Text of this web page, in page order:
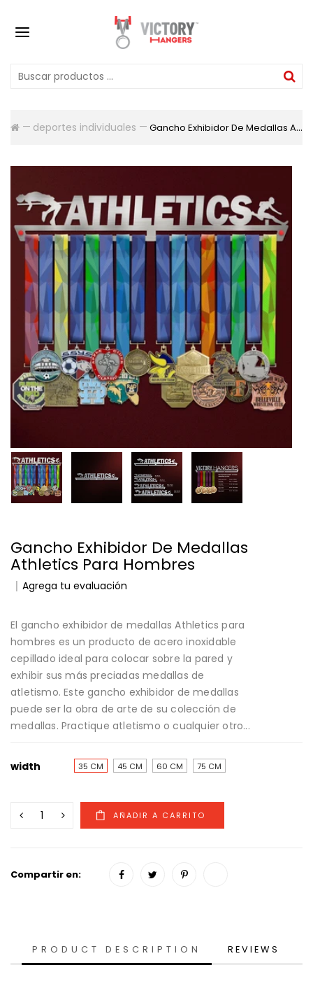
deportes individuales Gancho Exhibidor De Medallas Athletics Para Hombres
Gancho Exhibidor De Medallas
Athletics Para Hombres
Agrega tu evaluación
El gancho exhibidor de medallas Athletics para
hombres es un producto de acero inoxidable
cepillado ideal para colocar sobre la pared y
exhibir sus más preciadas medallas de
atletismo. Este gancho exhibidor de medallas
puede ser la obra de arte de su colección de
medallas. Practique atletismo o cualquier otro...
width 35 CM 45 CM 60 CM 75 CM
Compartir en:
PRODUCT DESCRIPTION REVIEWS